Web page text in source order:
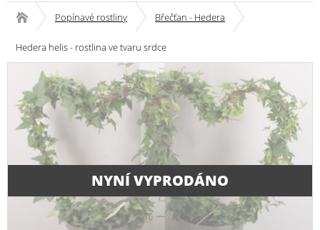
Popínavé rostliny Břečťan - Hedera
Hedera helis - rostlina ve tvaru srdce
NYNÍ VYPRODÁNO